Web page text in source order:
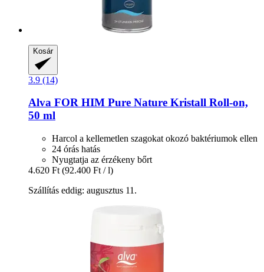
Kosár
3.9 (14)
Alva FOR HIM Pure Nature Kristall Roll-​on,
50 ml
Harcol a kellemetlen szagokat okozó baktériumok ellen
24 órás hatás
Nyugtatja az érzékeny bőrt
4.620 Ft (92.400 Ft / l)
Szállítás eddig: augusztus 11.